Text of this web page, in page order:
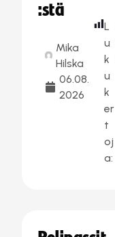
:stä
Mika
Hilska
06.08.
2026
L
u
k
u
k
er
t
oj
a: